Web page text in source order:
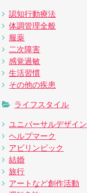
認知行動療法
体調管理全般
服薬
二次障害
感覚過敏
生活習慣
その他の疾患
ライフスタイル
ユニバーサルデザイン
ヘルプマーク
アビリンピック
結婚
旅行
アートなど創作活動